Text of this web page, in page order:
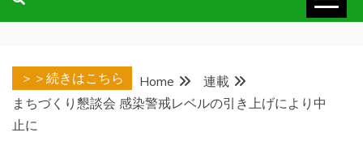
＞＞続きはこちら Home
連載
まちづくり懇談会 感染警戒レベルの引き上げにより中
止に